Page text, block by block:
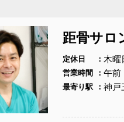
距骨サロ
定休日 木曜
営業時間 午前
最寄り駅 神戸